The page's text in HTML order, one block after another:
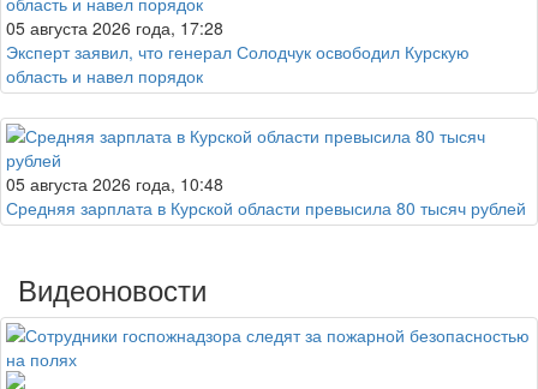
05 августа 2026 года, 17:28
Эксперт заявил, что генерал Солодчук освободил Курскую
область и навел порядок
05 августа 2026 года, 10:48
Средняя зарплата в Курской области превысила 80 тысяч рублей
Видеоновости